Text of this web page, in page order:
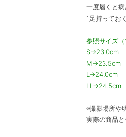
一度履くと病
1足持ってお
参照サイズ（
S→23.0cm
M→23.5cm
L→24.0cm
LL→24.5cm
※撮影場所や
実際の商品と